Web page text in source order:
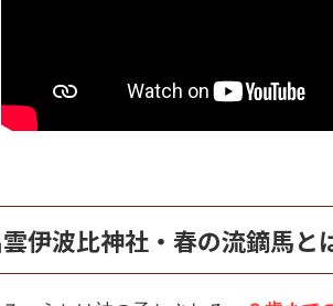
伊波比神社・春の流鏑馬と